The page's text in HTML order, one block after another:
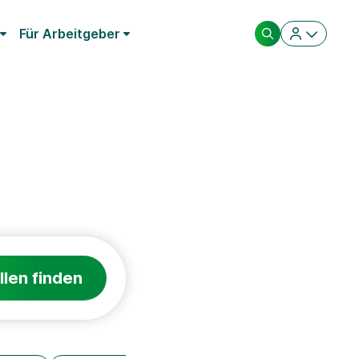
Für Arbeitgeber
finden